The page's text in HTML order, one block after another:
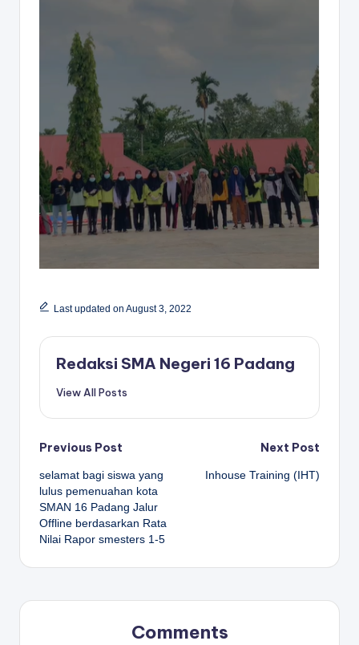
Last updated on August 3, 2022
Redaksi SMA Negeri 16 Padang
View All Posts
Post
navigation
Previous Post
selamat bagi siswa yang
lulus pemenuahan kota
SMAN 16 Padang Jalur
Offline berdasarkan Rata
Nilai Rapor smesters 1-5
Next Post
Inhouse Training (IHT)
Comments